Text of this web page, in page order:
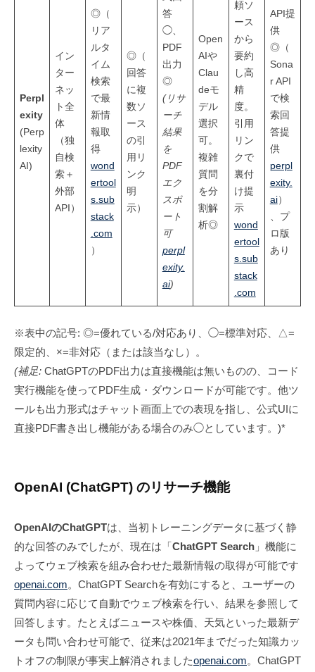
Perpl
exity
(Perp
lexity
AI)
イン
ター
ネッ
ト全
体
（独
自検
索＋
外部
API）
◎（
リア
ルタ
イム
検索
で最
新情
報取
得
wond
ertool
s.sub
stack
.com
）
◎（
回答
に複
数ソ
ース
の引
用リ
ンク
明
示）
答
◯、
PDF
出力
◎
(リサ
ーチ
結果
を
PDF
エク
スポ
ート
可
perpl
exity.
ai)
Open
AIや
Clau
deモ
デル
選択
可。
複雑
質問
を分
割解
析◎
頼ソ
ース
から
要約
し高
精
度。
引用
リン
クで
裏付
け提
示
wond
ertool
s.sub
stack
.com
API提
供
◎（
Sona
r API
で検
索回
答提
供
perpl
exity.
ai）
、プ
ロ版
あり
※表中の記号: ◎=優れている/対応あり、◯=標準対応、△=
限定的、×=非対応（または該当なし）。
(補足: ChatGPTのPDF出力は直接機能は無いものの、コード
実行機能を使ってPDF生成・ダウンロードが可能です。他ツ
ールも出力形式はチャット画面上での表現を指し、公式UIに
直接PDF書き出し機能がある場合のみ◯としています。)*
OpenAI (ChatGPT) のリサーチ機能
OpenAIのChatGPTは、当初トレーニングデータに基づく静
的な回答のみでしたが、現在は「ChatGPT Search 」機能に
よってウェブ検索を組み合わせた最新情報の取得が可能です
openai.com。ChatGPT Searchを有効にすると、ユーザーの
質問内容に応じて自動でウェブ検索を行い、結果を参照して
回答します。たとえばニュースや株価、天気といった最新デ
ータも問い合わせ可能で、従来は2021年までだった知識カッ
トオフの制限が事実上解消されましたopenai.com。ChatGPT